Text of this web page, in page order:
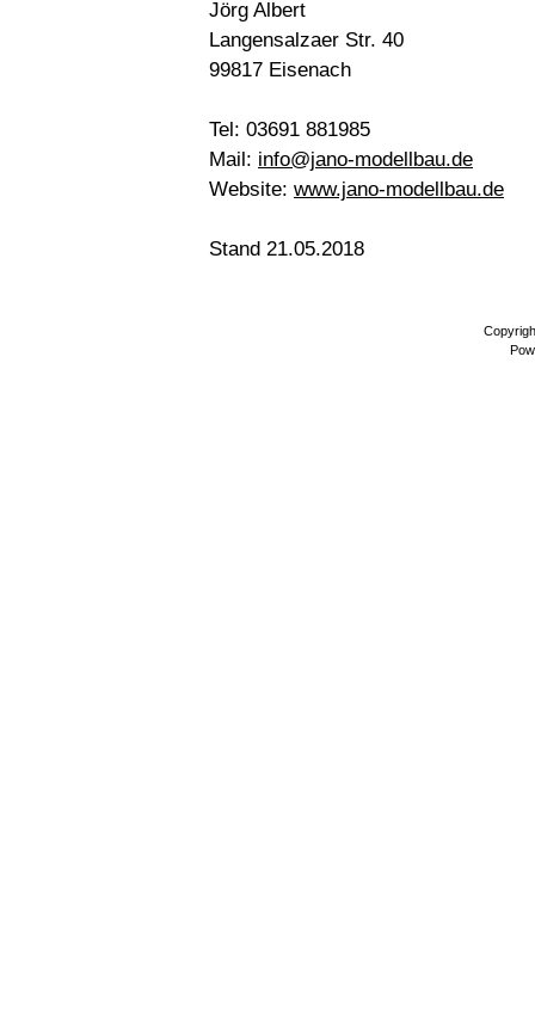
Jörg Albert
Langensalzaer Str. 40
99817 Eisenach
Tel: 03691 881985
Mail: info@jano-modellbau.de
Website: www.jano-modellbau.de
Stand 21.05.2018